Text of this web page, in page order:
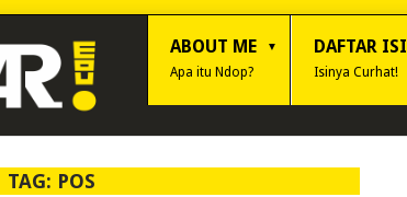
ABOUT ME
Apa itu Ndop?
DAFTAR ISI
Isinya Curhat!
TAG: POS